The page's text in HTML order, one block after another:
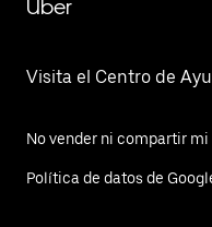
Uber
Visita el Centro de
No vender ni compartir
Política de datos de